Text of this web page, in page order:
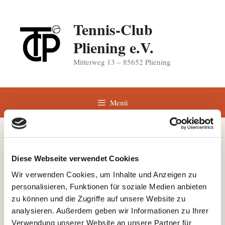
Diese Webseite verwendet Cookies
Wir verwenden Cookies, um Inhalte und Anzeigen zu
personalisieren, Funktionen für soziale Medien anbieten
zu können und die Zugriffe auf unsere Website zu
analysieren. Außerdem geben wir Informationen zu Ihrer
Verwendung unserer Website an unsere Partner für
springen
Tennis-Club
Pliening e.V.
Mitterweg 13 – 85652 Pliening
Menü
Elternversammlung
20. März 2015vonAndrea
Alle Eltern und Kinder ab U14 sind herzlich
eingeladen, amDonnerstag, 26. März um 20.00 Uhr